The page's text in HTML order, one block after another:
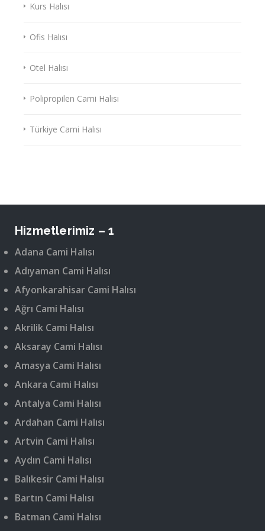
Kurs Halısı
Ofis Halısı
Otel Halısı
Polipropilen Cami Halısı
Türkiye Cami Halısı
Hizmetlerimiz – 1
Adana Cami Halısı
Adıyaman Cami Halısı
Afyonkarahisar Cami Halısı
Ağrı Cami Halısı
Akrilik Cami Halısı
Aksaray Cami Halısı
Amasya Cami Halısı
Ankara Cami Halısı
Antalya Cami Halısı
Ardahan Cami Halısı
Artvin Cami Halısı
Aydın Cami Halısı
Balıkesir Cami Halısı
Bartın Cami Halısı
Batman Cami Halısı